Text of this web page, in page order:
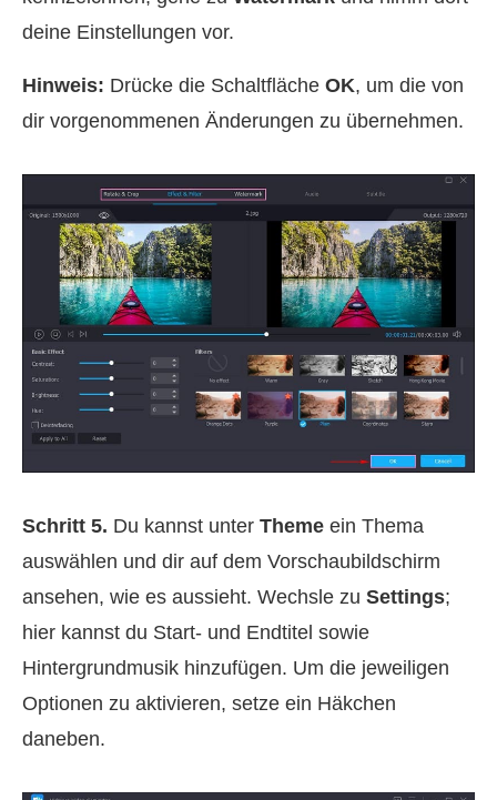
deine Einstellungen vor.
Hinweis: Drücke die Schaltfläche OK, um die von
dir vorgenommenen Änderungen zu übernehmen.
Schritt 5. Du kannst unter Theme ein Thema
auswählen und dir auf dem Vorschaubildschirm
ansehen, wie es aussieht. Wechsle zu Settings;
hier kannst du Start‑ und Endtitel sowie
Hintergrundmusik hinzufügen. Um die jeweiligen
Optionen zu aktivieren, setze ein Häkchen
daneben.